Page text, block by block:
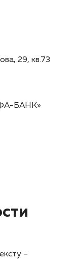
29, кв.73
БАНК»
–